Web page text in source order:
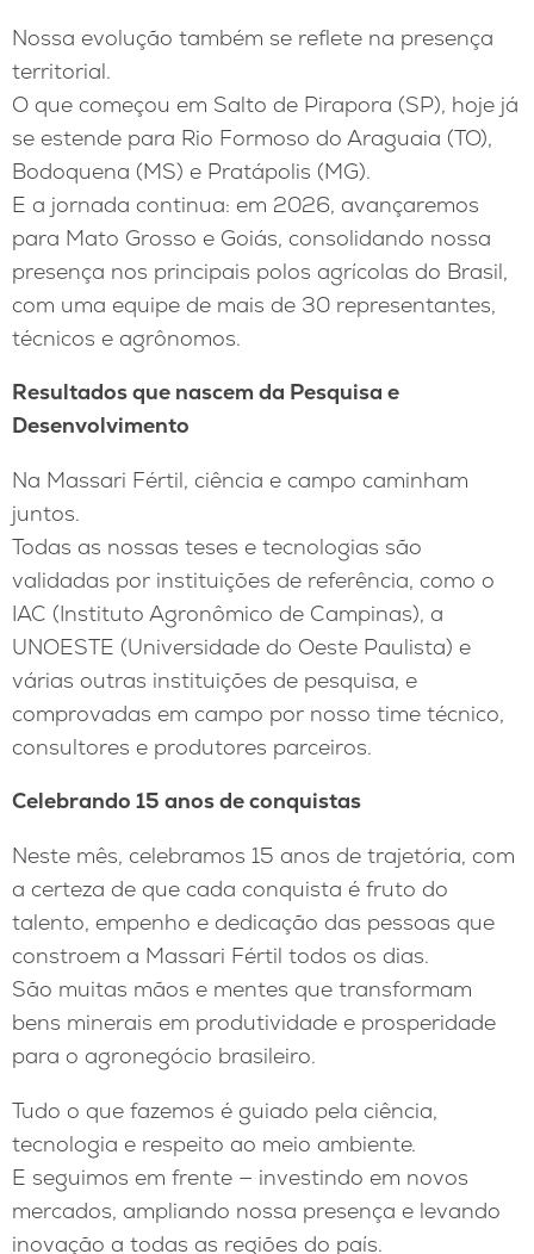
Nossa evolução também se reflete na presença
territorial.
O que começou em Salto de Pirapora (SP), hoje já
se estende para Rio Formoso do Araguaia (TO),
Bodoquena (MS) e Pratápolis (MG).
E a jornada continua: em 2026, avançaremos
para Mato Grosso e Goiás, consolidando nossa
presença nos principais polos agrícolas do Brasil,
com uma equipe de mais de 30 representantes,
técnicos e agrônomos.
Resultados que nascem da Pesquisa e
Desenvolvimento
Na Massari Fértil, ciência e campo caminham
juntos.
Todas as nossas teses e tecnologias são
validadas por instituições de referência, como o
IAC (Instituto Agronômico de Campinas), a
UNOESTE (Universidade do Oeste Paulista) e
várias outras instituições de pesquisa, e
comprovadas em campo por nosso time técnico,
consultores e produtores parceiros.
Celebrando 15 anos de conquistas
Neste mês, celebramos 15 anos de trajetória, com
a certeza de que cada conquista é fruto do
talento, empenho e dedicação das pessoas que
constroem a Massari Fértil todos os dias.
São muitas mãos e mentes que transformam
bens minerais em produtividade e prosperidade
para o agronegócio brasileiro.
Tudo o que fazemos é guiado pela ciência,
tecnologia e respeito ao meio ambiente.
E seguimos em frente — investindo em novos
mercados, ampliando nossa presença e levando
inovação a todas as regiões do país.